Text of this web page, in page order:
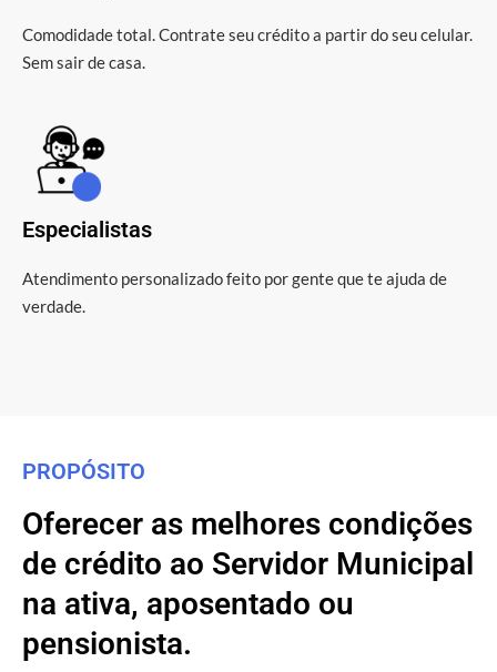
Comodidade total. Contrate seu crédito a partir do seu celular.
Sem sair de casa.
Especialistas
Atendimento personalizado feito por gente que te ajuda de
verdade.
PROPÓSITO
Oferecer as melhores condições
de crédito ao Servidor Municipal
na ativa, aposentado ou
pensionista.